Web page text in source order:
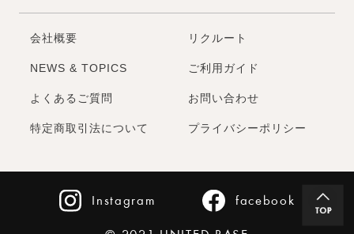
会社概要 リクルート
NEWS & TOPICS ご利用ガイド
よくあるご質問 お問い合わせ
特定商取引法について プライバシーポリシー
Instagram facebook